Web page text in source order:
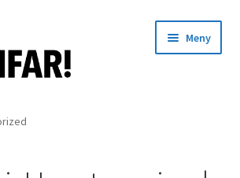
Meny